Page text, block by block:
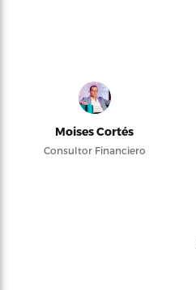
Moises Cortés
Consultor Financiero